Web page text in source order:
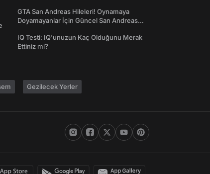
GTA San Andreas Hileleri! Oynamaya
Doyamayanlar İçin Güncel San Andreas
IQ Testi: IQ'unuzun Kaç Olduğunu Merak
Ettiniz mi?
Gezilecek Yerler